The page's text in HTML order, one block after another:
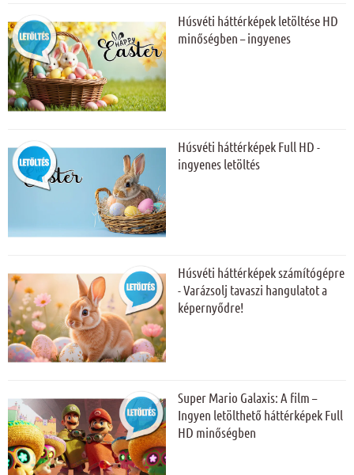
Húsvéti háttérképek letöltése HD
minőségben – ingyenes
Húsvéti háttérképek Full HD -
ingyenes letöltés
Húsvéti háttérképek számítógépre
- Varázsolj tavaszi hangulatot a
képernyődre!
Super Mario Galaxis: A film –
Ingyen letölthető háttérképek Full
HD minőségben